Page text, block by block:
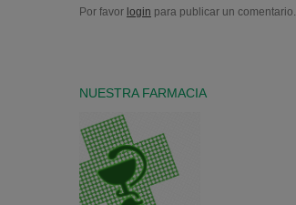
Por favor login para publicar un comentario.
NUESTRA FARMACIA